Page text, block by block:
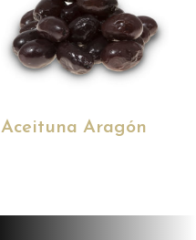
Aceituna Aragón